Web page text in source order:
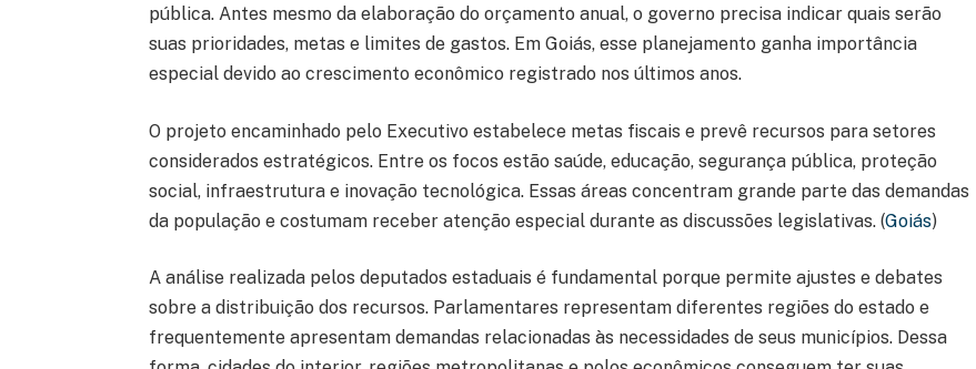
pública. Antes mesmo da elaboração do orçamento anual, o governo precisa indicar quais serão
suas prioridades, metas e limites de gastos. Em Goiás, esse planejamento ganha importância
especial devido ao crescimento econômico registrado nos últimos anos.
O projeto encaminhado pelo Executivo estabelece metas fiscais e prevê recursos para setores
considerados estratégicos. Entre os focos estão saúde, educação, segurança pública, proteção
social, infraestrutura e inovação tecnológica. Essas áreas concentram grande parte das demandas
da população e costumam receber atenção especial durante as discussões legislativas. (Goiás)
A análise realizada pelos deputados estaduais é fundamental porque permite ajustes e debates
sobre a distribuição dos recursos. Parlamentares representam diferentes regiões do estado e
frequentemente apresentam demandas relacionadas às necessidades de seus municípios. Dessa